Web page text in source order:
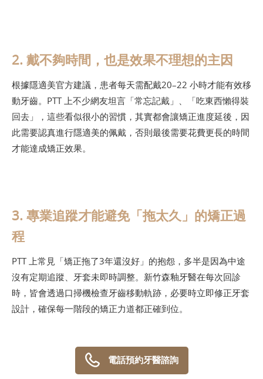
2. 戴不夠時間，也是效果不理想的主因
根據隱適美官方建議，患者每天需配戴20–22 小時才能有效移
動牙齒。PTT 上不少網友坦言「常忘記戴」、「吃東西懶得裝
回去」，這些看似很小的習慣，其實都會讓矯正進度延後，因
此需要認真進行隱適美的佩戴，否則最後需要花費更長的時間
才能達成矯正效果。
3. 專業追蹤才能避免「拖太久」的矯正過
程
PTT 上常見「矯正拖了3年還沒好」的抱怨，多半是因為中途
沒有定期追蹤、牙套未即時調整。新竹森釉牙醫在每次回診
時，皆會透過口掃機檢查牙齒移動軌跡，必要時立即修正牙套
設計，確保每一階段的矯正力道都正確到位。
電話預約牙醫諮詢